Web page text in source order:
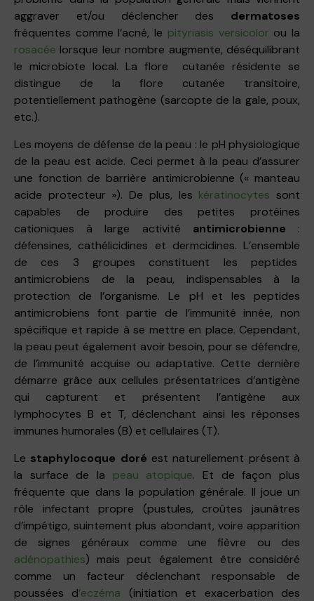
aggraver et/ou déclencher des dermatoses
fréquentes comme l’acné, le pityriasis versicolor ou la
rosacée lorsque leur nombre augmente, déséquilibrant
le microbiote local. La flore cutanée résidente se
distingue de la flore cutanée transitoire,
potentiellement pathogène (sarcopte de la gale, poux,
etc.).
Les moyens de défense de la peau : le pH physiologique
de la peau est acide. Ceci permet à la peau d’assurer
une fonction de barrière antimicrobienne (« manteau
acide protecteur »). De plus, les kératinocytes sont
capables de produire des petites protéines
cationiques à large activité antimicrobienne :
défensines, cathélicidines et dermcidines. L’ensemble
de ces 3 groupes constituent les peptides
antimicrobiens de la peau, indispensables à la
protection de l’organisme. Le pH et les peptides
antimicrobiens font partie de l’immunité innée, non
spécifique et rapide à se mettre en place. Cependant,
la peau peut également avoir besoin, pour se défendre,
de l’immunité acquise ou adaptative. Cette dernière
démarre grâce aux cellules présentatrices d’antigène
qui capturent et présentent l’antigène aux
lymphocytes B et T, déclenchant ainsi les réponses
immunes humorales (B) et cellulaires (T).
Le staphylocoque doré est naturellement présent à
la surface de la peau atopique. Et de façon plus
fréquente que dans la population générale. Il joue un
rôle infectant propre (pustules, croûtes jaunâtres
d’impétigo, suintement plus abondant, voire apparition
de signes généraux comme une fièvre ou des
adénopathies) mais peut également être considéré
comme un facteur déclenchant responsable de
poussées d’eczéma (initiation et exacerbation des